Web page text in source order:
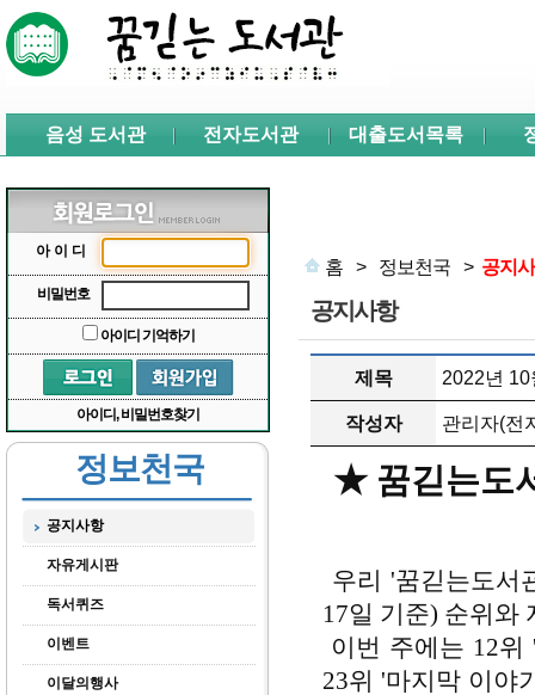
주메뉴 바로가기
서브메뉴 바로가기
음성 도서관 전자도서관 대출도서목록
아이디
비밀번호
아이디 기억하기
아이디, 비밀번호찾기
정보천국
공지사항
자유게시판
독서퀴즈
이벤트
이달의행사
홈 > 정보천국 > 공지
공지사항
제목 2022년
작성자 관리자(전
★ 꿈긷는도
우리 '꿈긷는도서
17일 기준) 순위와
이번 주에는 12
23위 '마지막 이야